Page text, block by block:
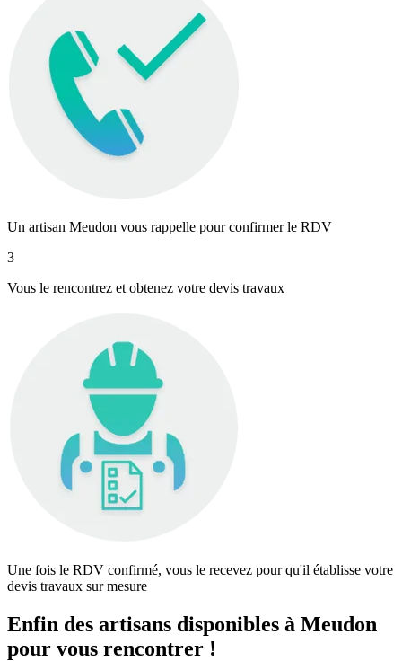
Un artisan Meudon vous rappelle pour confirmer le RDV
3
Vous le rencontrez et obtenez votre devis travaux
Une fois le RDV confirmé, vous le recevez pour qu'il établisse votre
devis travaux sur mesure
Enfin des artisans disponibles à Meudon
pour vous rencontrer !